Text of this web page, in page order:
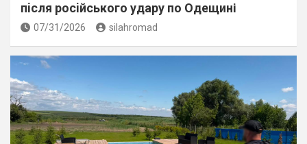
пiсля росiйського удару по Одещині
07/31/2026 silahromad